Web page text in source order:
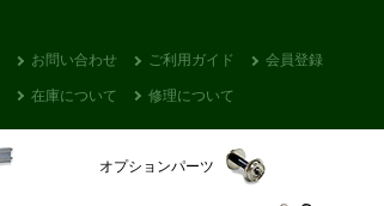
お問い合わせ ご利用ガイド 会員登録
在庫について 修理について
オプションパーツ